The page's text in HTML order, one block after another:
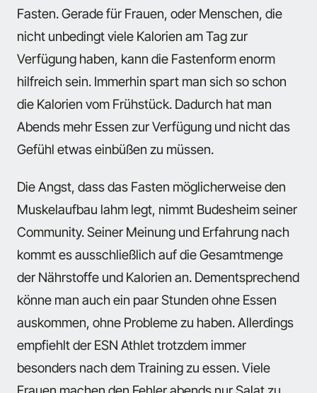
Fasten. Gerade für Frauen, oder Menschen, die
nicht unbedingt viele Kalorien am Tag zur
Verfügung haben, kann die Fastenform enorm
hilfreich sein. Immerhin spart man sich so schon
die Kalorien vom Frühstück. Dadurch hat man
Abends mehr Essen zur Verfügung und nicht das
Gefühl etwas einbüßen zu müssen.
Die Angst, dass das Fasten möglicherweise den
Muskelaufbau lahm legt, nimmt Budesheim seiner
Community. Seiner Meinung und Erfahrung nach
kommt es ausschließlich auf die Gesamtmenge
der Nährstoffe und Kalorien an. Dementsprechend
könne man auch ein paar Stunden ohne Essen
auskommen, ohne Probleme zu haben. Allerdings
empfiehlt der ESN Athlet trotzdem immer
besonders nach dem Training zu essen. Viele
Frauen machen den Fehler abends nur Salat zu